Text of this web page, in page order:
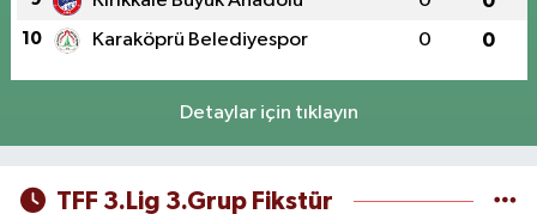
10 Karaköprü Belediyespor 0 0
Detaylar için tıklayın
TFF 3.Lig 3.Grup Fikstür